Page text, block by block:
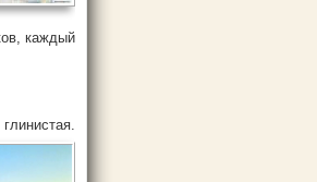
каждый
глинистая.